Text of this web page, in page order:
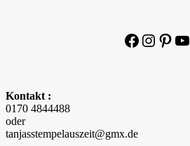
Facebook
Kontakt :
0170 4844488
oder
tanjasstempelauszeit@gmx.de